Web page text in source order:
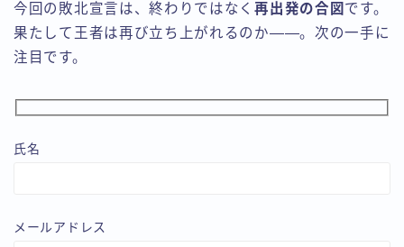
今回の敗北宣言は、終わりではなく再出発の合図 です。
果たして王者は再び立ち上がれるのか――。次の一手に
注目です。
氏名
メールアドレス